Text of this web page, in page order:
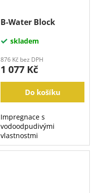
B-Water Block
skladem
876 Kč bez DPH
1 077 Kč
Do košíku
Impregnace s
vodoodpudivými
vlastnostmi